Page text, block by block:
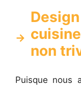
non
Puisque nous